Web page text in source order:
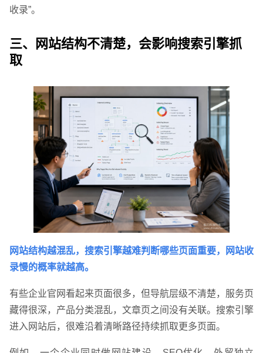
收录”。
三、网站结构不清楚，会影响搜索引擎抓
取
网站结构越混乱，搜索引擎越难判断哪些页面重要，网站收
录慢的概率就越高。
有些企业官网看起来页面很多，但导航层级不清楚，服务页
藏得很深，产品分类混乱，文章页之间没有关联。搜索引擎
进入网站后，很难沿着清晰路径持续抓取更多页面。